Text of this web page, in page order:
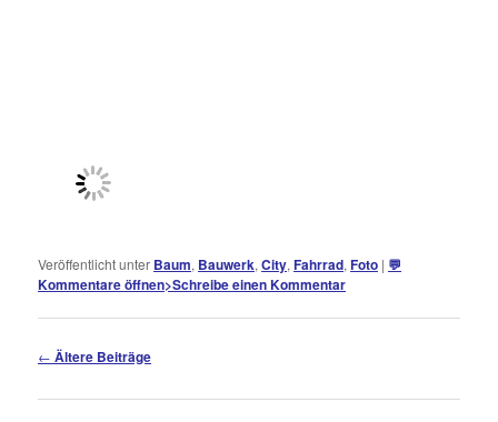
Veröffentlicht unter Baum, Bauwerk,City,Fahrrad,Foto | 💬
Kommentare öffnen>Schreibe einen Kommentar
Beitragsnavigation
← Ältere Beiträge